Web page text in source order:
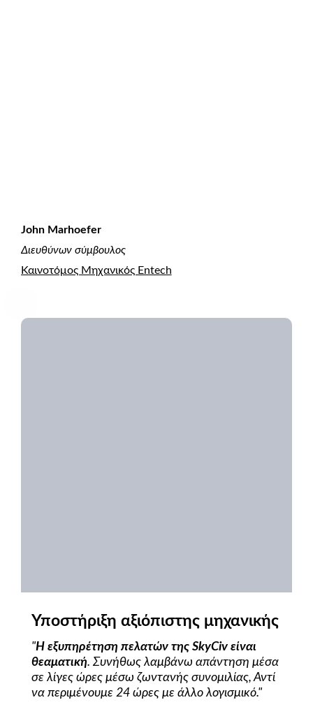
John Marhoefer
Διευθύνων σύμβουλος
Καινοτόμος Μηχανικός Entech
Υποστήριξη αξιόπιστης μηχανικής
"Η εξυπηρέτηση πελατών της SkyCiv είναι
θεαματική. Συνήθως λαμβάνω απάντηση μέσα
σε λίγες ώρες μέσω ζωντανής συνομιλίας, Αντί
να περιμένουμε 24 ώρες με άλλο λογισμικό."